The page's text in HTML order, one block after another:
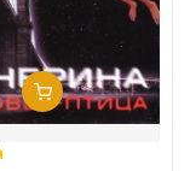
Добавить В Корзину